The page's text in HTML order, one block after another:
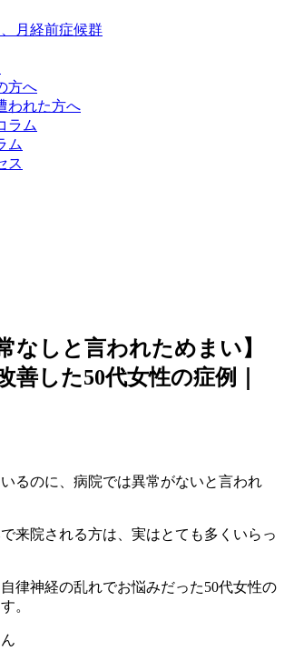
月経前症候群
方へ
われた方へ
ラム
ム
ス
なしと言われためまい】
善した50代女性の症例｜
いるのに、病院では異常がないと言われ
来院される方は、実はとても多くいらっ
律神経の乱れでお悩みだった50代女性の
。